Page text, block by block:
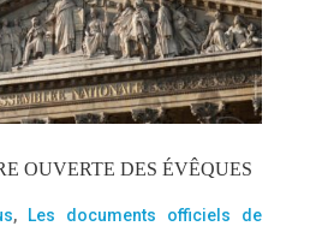
OUVERTE DES ÉVÊQUES
,
Les documents officiels de